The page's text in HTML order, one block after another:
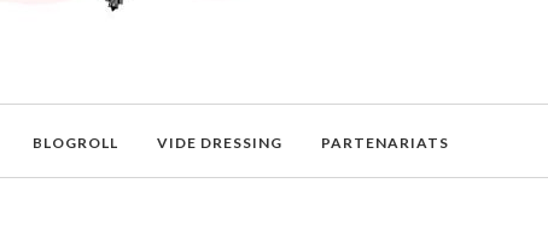
BLOGROLL VIDE DRESSING PARTENARIATS